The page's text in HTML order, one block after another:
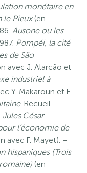
monétaire en
le Pieux(en
Ausone ou les
Pompéi, la cité
de São
avec J. Alarcão et
industriel à
Y. Makaroun et F.
. Recueil
Jules César. –
l’économie de
avec F. Mayet). –
hispaniques (Trois
(en